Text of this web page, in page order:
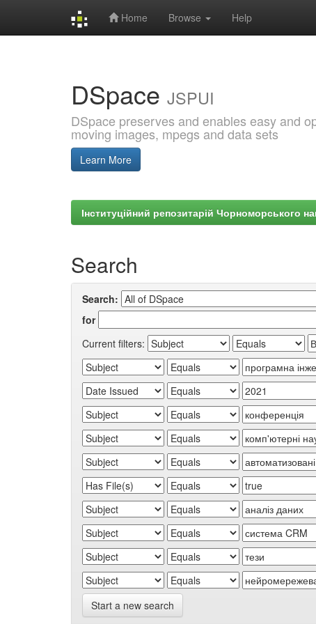
Home Browse Help
DSpace JSPUI
DSpace preserves and enables easy and
moving images, mpegs and data sets
Learn More
Інституційний репозитарій Чорноморського
Search
Search:
for
Current filters:
Start a new search